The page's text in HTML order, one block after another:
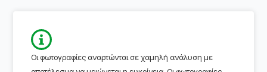
Οι φωτογραφίες αναρτώνται σε χαμηλή ανάλυση με